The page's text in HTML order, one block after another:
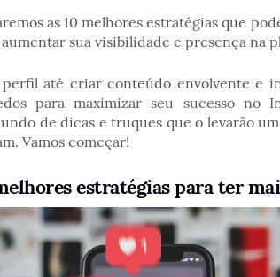
as 10 melhores estratégias que
sua visibilidade e presença na
até criar conteúdo envolvente e
para maximizar seu sucesso no
de dicas e truques que o levarão
Vamos começar!
estratégias para ter